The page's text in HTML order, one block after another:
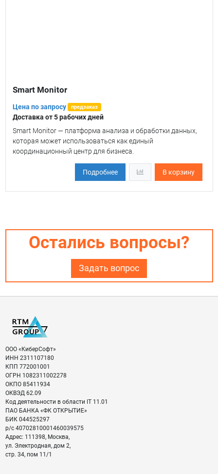
Smart Monitor
Цена по запросу предзаказ
Доставка от 5 рабочих дней
Smart Monitor — платформа анализа и обработки данных,
которая может использоваться как единый
координационный центр для бизнеса.
Подробнее В корзину
Остались вопросы?
Задать вопрос
ООО «КиберСофт»
ИНН 2311107180
КПП 772001001
ОГРН 1082311002278
ОКПО 85411934
ОКВЭД 62.09
Код деятельности в области IT 11.01
ПАО БАНКА «ФК ОТКРЫТИЕ»
БИК 044525297
р/с 40702810001460039575
Адрес: 111398, Москва,
ул. Электродная, дом 2,
стр. 34, пом 11/1